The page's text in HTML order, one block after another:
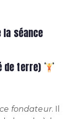
séance
de terre)
fondateur. Il